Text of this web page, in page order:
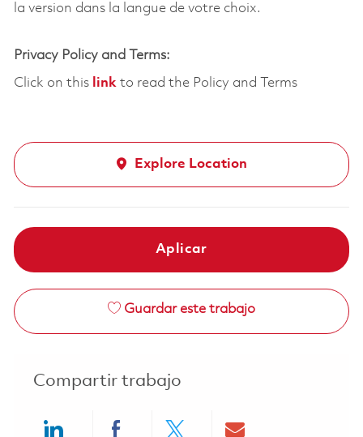
la version dans la langue de votre choix.
Privacy Policy and Terms:
Click on this linkto read the Policy and Terms
Explore Location
Aplicar
Guardar este trabajo
Compartir trabajo